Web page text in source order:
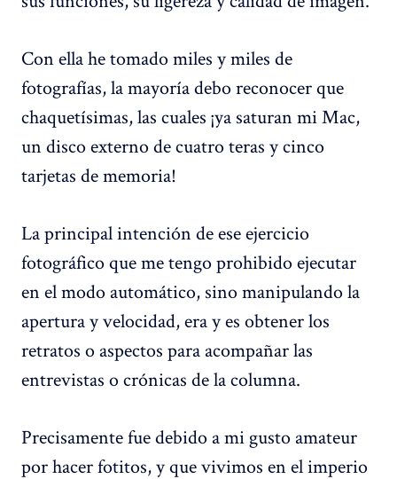
Con ella he tomado miles y miles de
fotografías, la mayoría debo reconocer que
chaquetísimas, las cuales ¡ya saturan mi Mac,
un disco externo de cuatro teras y cinco
tarjetas de memoria!
La principal intención de ese ejercicio
fotográfico que me tengo prohibido ejecutar
en el modo automático, sino manipulando la
apertura y velocidad, era y es obtener los
retratos o aspectos para acompañar las
entrevistas o crónicas de la columna.
Precisamente fue debido a mi gusto amateur
por hacer fotitos, y que vivimos en el imperio